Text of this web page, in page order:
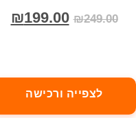
₪249.00
₪199.00
לצפייה ורכישה